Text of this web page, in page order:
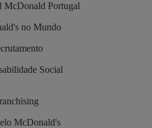
McDonald Portugal
no Mundo
Social
McDonald's